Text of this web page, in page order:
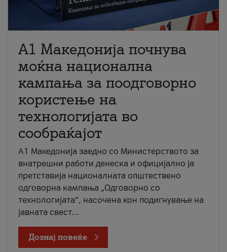
A1 Македонија почнува
моќна национална
кампања за поодговорно
користење на
технологијата во
сообраќајот
A1 Македонија заедно со Министерството за
внатрешни работи денеска и официјално ја
претставија националната општествено
одговорна кампања „Одговорно со
технологијата“, насочена кон подигнување на
јавната свест...
Дознај повеќе